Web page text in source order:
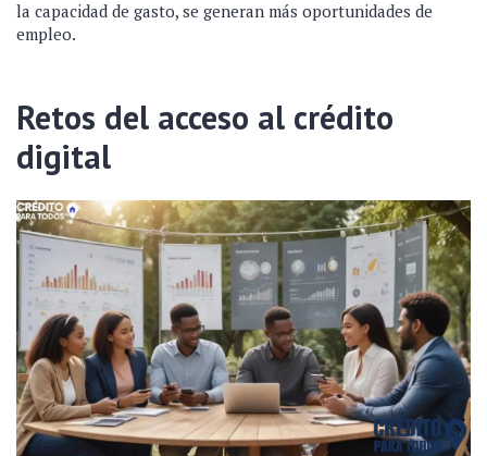
la capacidad de gasto, se generan más oportunidades de
empleo.
Retos del acceso al crédito
digital